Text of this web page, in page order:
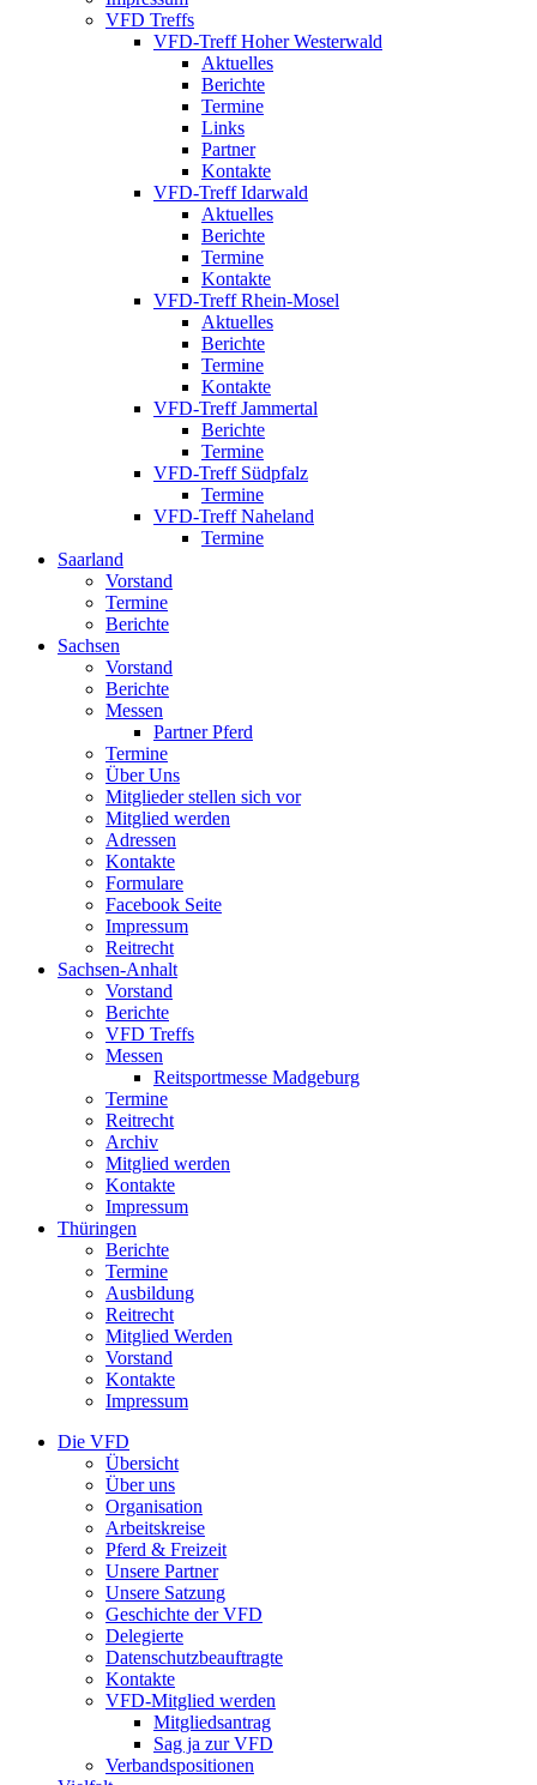
VFD Treffs
VFD-Treff Hoher Westerwald
Aktuelles
Berichte
Termine
Links
Partner
Kontakte
VFD-Treff Idarwald
Aktuelles
Berichte
Termine
Kontakte
VFD-Treff Rhein-Mosel
Aktuelles
Berichte
Termine
Kontakte
VFD-Treff Jammertal
Berichte
Termine
VFD-Treff Südpfalz
Termine
VFD-Treff Naheland
Termine
Saarland
Vorstand
Termine
Berichte
Sachsen
Vorstand
Berichte
Messen
Partner Pferd
Termine
Über Uns
Mitglieder stellen sich vor
Mitglied werden
Adressen
Kontakte
Formulare
Facebook Seite
Impressum
Reitrecht
Sachsen-Anhalt
Vorstand
Berichte
VFD Treffs
Messen
Reitsportmesse Madgeburg
Termine
Reitrecht
Archiv
Mitglied werden
Kontakte
Impressum
Thüringen
Berichte
Termine
Ausbildung
Reitrecht
Mitglied Werden
Vorstand
Kontakte
Impressum
Die VFD
Übersicht
Über uns
Organisation
Arbeitskreise
Pferd & Freizeit
Unsere Partner
Unsere Satzung
Geschichte der VFD
Delegierte
Datenschutzbeauftragte
Kontakte
VFD-Mitglied werden
Mitgliedsantrag
Sag ja zur VFD
Verbandspositionen